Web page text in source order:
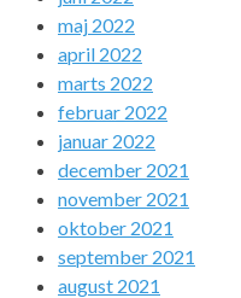
maj 2022
april 2022
marts 2022
februar 2022
januar 2022
december 2021
november 2021
oktober 2021
september 2021
august 2021